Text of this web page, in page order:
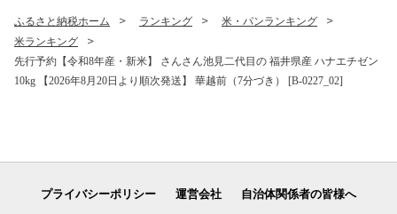
ふるさと納税ホーム ランキング
米・パンランキング
米ランキング
先行予約【令和8年産・新米】 さんさん池見二代目の 福井県産 ハナエチゼン
10kg 【2026年8月20日より順次発送】 華越前（7分づき） [B-0227_02]
プライバシーポリシー 運営会社 自治体関係者の皆様へ